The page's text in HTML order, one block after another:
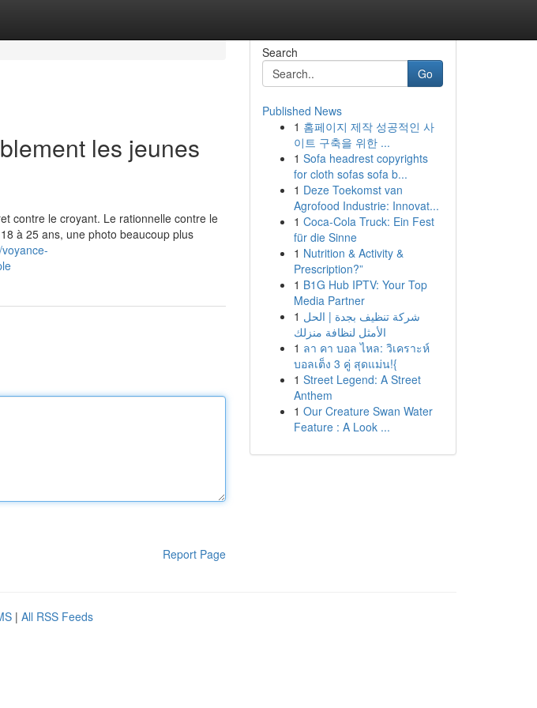
les jeunes
contre le croyant. Le rationnelle contre le
à 25 ans, une photo beaucoup plus
Report Page
Search
Go
Published News
1 홈페이지 제작 성공적인 사
이트 구축을 위한 ...
1 Sofa headrest copyrights
for cloth sofas sofa b...
1 Deze Toekomst van
Agrofood Industrie: Innovat...
1 Coca-Cola Truck: Ein Fest
für die Sinne
1 Nutrition & Activity &
Prescription?”
1 B1G Hub IPTV: Your Top
Media Partner
1 شركة تنظيف بجدة | الحل
الأمثل لنظافة منزلك
1 ลา คา บอล ไหล: วิเคราะห์
บอลเต็ง 3 คู่ สุดแม่น!{
1 Street Legend: A Street
Anthem
1 Our Creature Swan Water
Feature : A Look ...
| All RSS Feeds